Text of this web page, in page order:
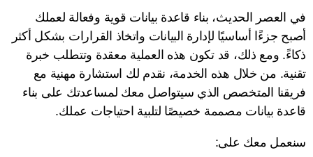
العصر الحديث، بناء قاعدة بيانات قوية وفعالة لعملك
جزءًا أساسيًا لإدارة البيانات واتخاذ القرارات بشكل أكثر
ومع ذلك، قد تكون هذه العملية معقدة وتتطلب خبرة
من خلال هذه الخدمة، نقدم لك استشارة مهنية مع
المتخصص الذي سيتواصل معك لمساعدتك على بناء
بيانات مصممة خصيصًا لتلبية احتياجات عملك.
معك على: